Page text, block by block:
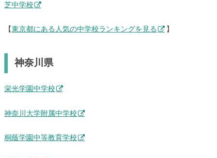
芝中学校
【 東京都にある人気の中学校ランキングを見る 】
神奈川県
栄光学園中学校
神奈川大学附属中学校
桐蔭学園中等教育学校